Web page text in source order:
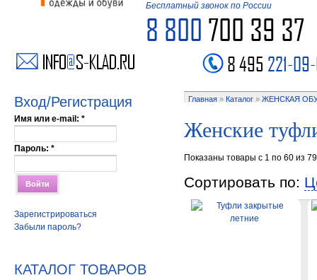
Бесплатный звонок по России
8 800 700 39 37
8 495 221-
Вход/Регистрация
Имя или e-mail: *
Пароль: *
Зарегистрироваться
Забыли пароль?
КАТАЛОГ ТОВАРОВ
Главная » Каталог » ЖЕНСКАЯ
Женские
Показаны товары с 1 по 60 из 79
Сортировать по: